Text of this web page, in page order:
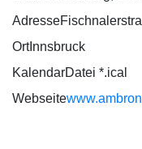
Adresse
OrtInnsbruck
KalendarDatei *.ical
Webseite